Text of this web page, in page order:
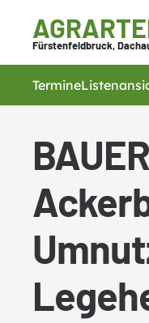
Fürstenfeldbruck,
Termine